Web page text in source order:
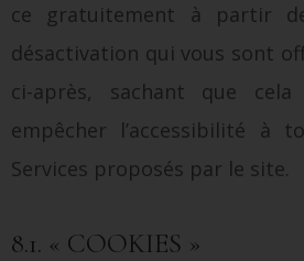
ce gratuitement à partir
désactivation qui vous sont
ci-après, sachant que
empêcher l’accessibilité à
Services proposés par le site.
8.1. « COOKIES »